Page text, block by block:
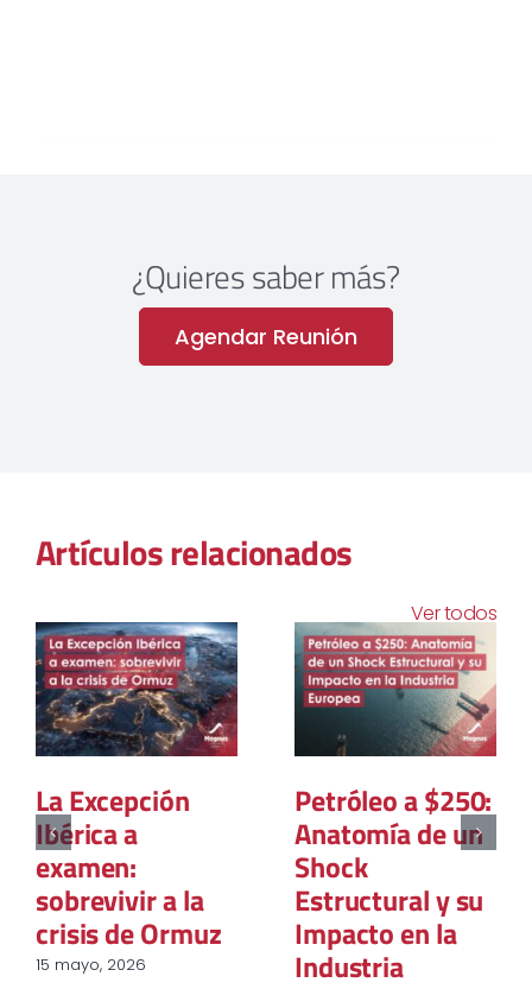
¿Quieres saber más?
Agendar Reunión
Artículos relacionados
Ver todos
La paradoja de la
trazabilidad: La
reconfiguración
estructural de la
adquisición de
energía
La Geopolítica
del Gas Natural:
El Nuevo Mapa
del Poder Global
12 marzo, 2026